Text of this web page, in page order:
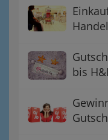
Handel
bis